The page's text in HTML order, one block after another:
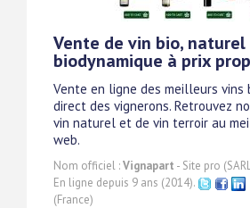
Vente de vin bio,
biodynamique à prix
Vente en ligne des meilleurs vins
direct des vignerons. Retrouvez
vin naturel et de vin terroir au
web.
Nom officiel :Vignapart - Site pro
En ligne depuis 9 ans (2014).
(France)